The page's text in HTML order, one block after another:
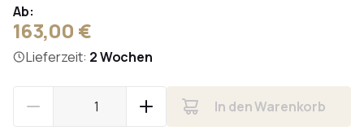
Ab:
163,00 €
Lieferzeit: 2 Wochen
In den Warenkorb